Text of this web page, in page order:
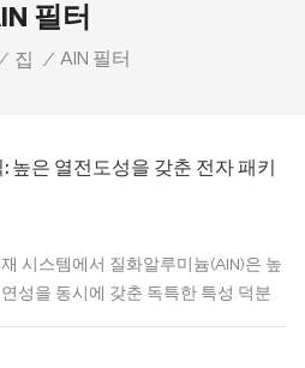
필터
집 / AlN 필터
은 열전도성을 갖춘 전자 패키
시스템에서 질화알루미늄(AlN)은 높
성을 동시에 갖춘 독특한 특성 덕분
문제를 해결하는 핵심 소재로 자리 잡
층 제조 기술을 통해 AlN은 복잡한 방